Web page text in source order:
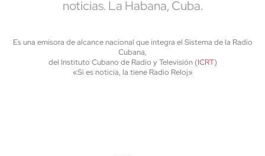
noticias. La Habana, Cuba.
Es una emisora de alcance nacional que integra el Sistema de la Radio
Cubana,
del Instituto Cubano de Radio y Televisión (ICRT)
«Si es noticia, la tiene Radio Reloj»